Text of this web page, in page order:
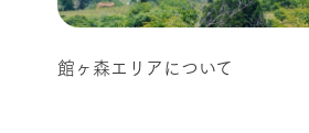
館ヶ森エリアについて